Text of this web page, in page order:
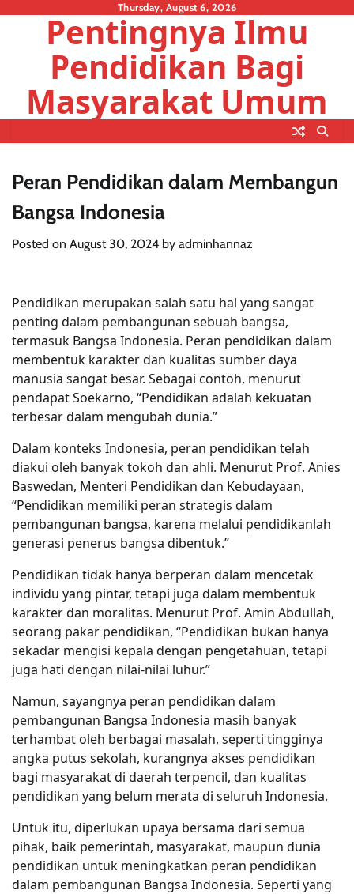
Thursday, August 6, 2026
Pentingnya Ilmu
Pendidikan Bagi
Masyarakat Umum
Peran Pendidikan dalam Membangun
Bangsa Indonesia
Posted on August 30, 2024 by adminhannaz
Pendidikan merupakan salah satu hal yang sangat
penting dalam pembangunan sebuah bangsa,
termasuk Bangsa Indonesia. Peran pendidikan dalam
membentuk karakter dan kualitas sumber daya
manusia sangat besar. Sebagai contoh, menurut
pendapat Soekarno, “Pendidikan adalah kekuatan
terbesar dalam mengubah dunia.”
Dalam konteks Indonesia, peran pendidikan telah
diakui oleh banyak tokoh dan ahli. Menurut Prof. Anies
Baswedan, Menteri Pendidikan dan Kebudayaan,
“Pendidikan memiliki peran strategis dalam
pembangunan bangsa, karena melalui pendidikanlah
generasi penerus bangsa dibentuk.”
Pendidikan tidak hanya berperan dalam mencetak
individu yang pintar, tetapi juga dalam membentuk
karakter dan moralitas. Menurut Prof. Amin Abdullah,
seorang pakar pendidikan, “Pendidikan bukan hanya
sekadar mengisi kepala dengan pengetahuan, tetapi
juga hati dengan nilai-nilai luhur.”
Namun, sayangnya peran pendidikan dalam
pembangunan Bangsa Indonesia masih banyak
terhambat oleh berbagai masalah, seperti tingginya
angka putus sekolah, kurangnya akses pendidikan
bagi masyarakat di daerah terpencil, dan kualitas
pendidikan yang belum merata di seluruh Indonesia.
Untuk itu, diperlukan upaya bersama dari semua
pihak, baik pemerintah, masyarakat, maupun dunia
pendidikan untuk meningkatkan peran pendidikan
dalam pembangunan Bangsa Indonesia. Seperti yang